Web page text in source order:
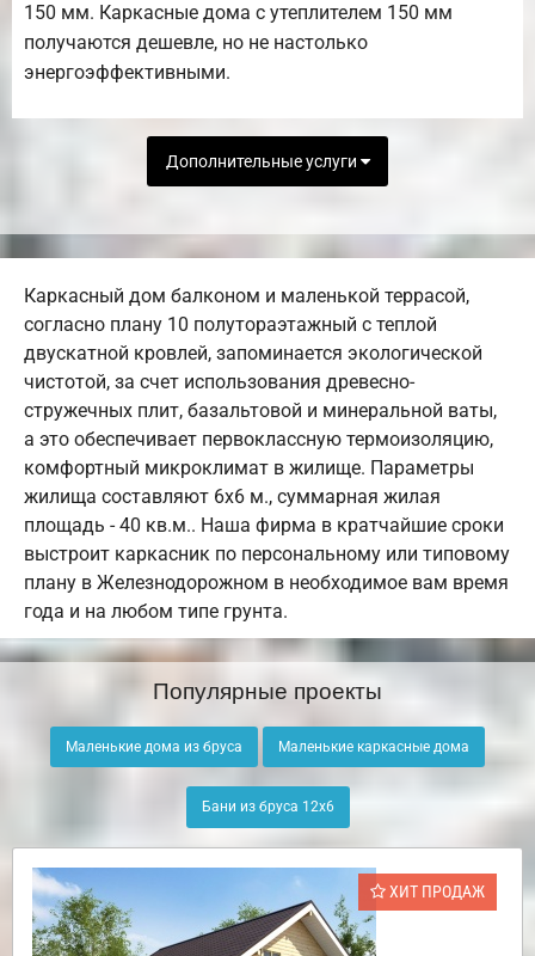
150 мм. Каркасные дома с утеплителем 150 мм
получаются дешевле, но не настолько
энергоэффективными.
Дополнительные услуги
Каркасный дом балконом и маленькой террасой,
согласно плану 10 полутораэтажный с теплой
двускатной кровлей, запоминается экологической
чистотой, за счет использования древесно-
стружечных плит, базальтовой и минеральной ваты,
а это обеспечивает первоклассную термоизоляцию,
комфортный микроклимат в жилище. Параметры
жилища составляют 6х6 м., суммарная жилая
площадь - 40 кв.м.. Наша фирма в кратчайшие сроки
выстроит каркасник по персональному или типовому
плану в Железнодорожном в необходимое вам время
года и на любом типе грунта.
Популярные проекты
Маленькие дома из бруса Маленькие каркасные дома
Бани из бруса 12х6
ХИТ ПРОДАЖ